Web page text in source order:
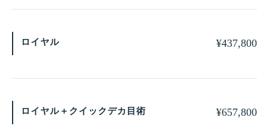
ロイヤル ¥437,800
ロイヤル＋クイックデカ目術 ¥657,800